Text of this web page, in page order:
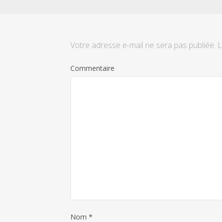
Votre adresse e-mail ne sera pas publiée.
Commentaire
Nom *